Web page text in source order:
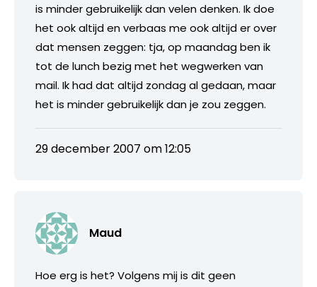
is minder gebruikelijk dan velen denken. Ik doe
het ook altijd en verbaas me ook altijd er over
dat mensen zeggen: tja, op maandag ben ik
tot de lunch bezig met het wegwerken van
mail. Ik had dat altijd zondag al gedaan, maar
het is minder gebruikelijk dan je zou zeggen.
29 december 2007 om 12:05
Maud
Hoe erg is het? Volgens mij is dit geen